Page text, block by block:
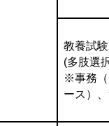
教養試験
(多肢選
※事務（
ース）